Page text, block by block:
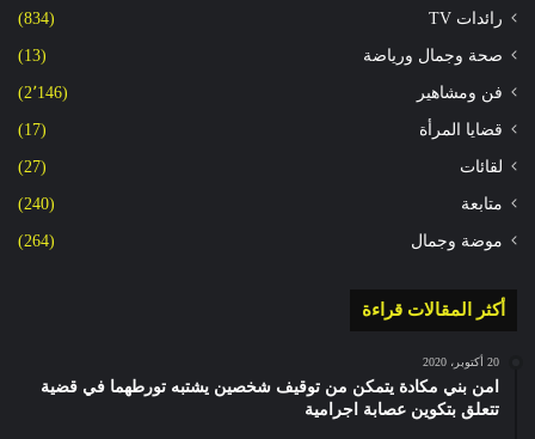
رائدات TV (834)
صحة وجمال ورياضة (13)
فن ومشاهير (2٬146)
قضايا المرأة (17)
لقائات (27)
متابعة (240)
موضة وجمال (264)
أكثر المقالات قراءة
20 أكتوبر، 2020
امن بني مكادة يتمكن من توقيف شخصين يشتبه تورطهما في قضية
تتعلق بتكوين عصابة اجرامية